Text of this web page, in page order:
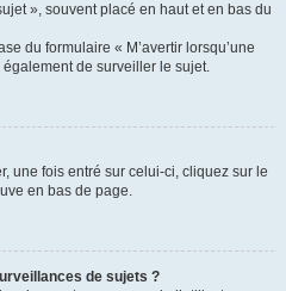
», souvent placé en haut et en bas du
du formulaire « M’avertir lorsqu’une
de surveiller le sujet.
une fois entré sur celui-ci, cliquez sur le
en bas de page.
de sujets ?